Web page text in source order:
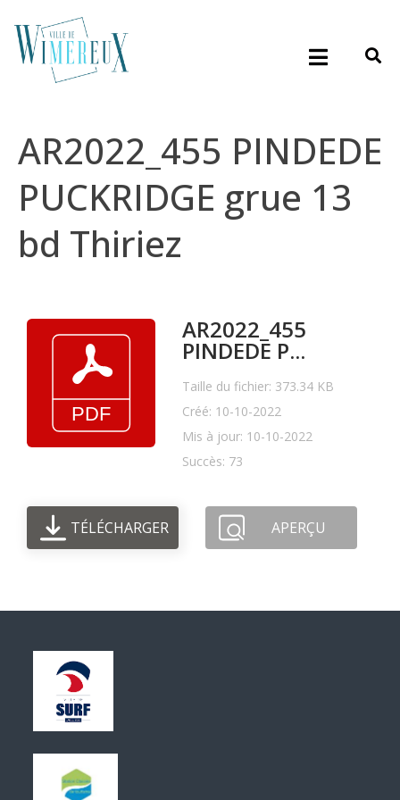
AR2022_455 PINDEDE
PUCKRIDGE grue 13
bd Thiriez
AR2022_455
PINDEDE P...
Taille du fichier: 373.34 KB
Créé: 10-10-2022
Mis à jour: 10-10-2022
Succès: 73
TÉLÉCHARGER APERÇU